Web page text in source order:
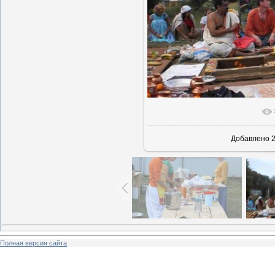
В
Добавлено
Полная версия сайта